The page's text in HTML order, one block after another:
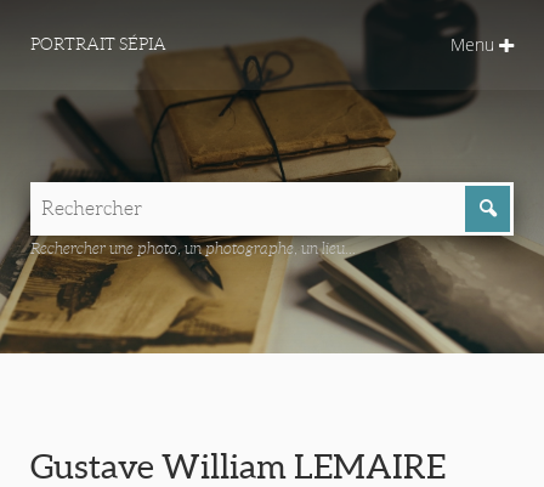
PORTRAIT SÉPIA Menu
Rechercher une photo, un photographe, un lieu...
Gustave William LEMAIRE